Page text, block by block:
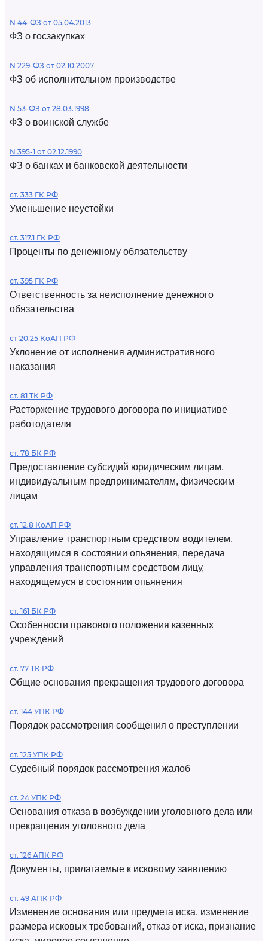
N 44-ФЗ от 05.04.2013
ФЗ о госзакупках
N 229-ФЗ от 02.10.2007
ФЗ об исполнительном производстве
N 53-ФЗ от 28.03.1998
ФЗ о воинской службе
N 395-1 от 02.12.1990
ФЗ о банках и банковской деятельности
ст. 333 ГК РФ
Уменьшение неустойки
ст. 317.1 ГК РФ
Проценты по денежному обязательству
ст. 395 ГК РФ
Ответственность за неисполнение денежного
обязательства
ст 20.25 КоАП РФ
Уклонение от исполнения административного
наказания
ст. 81 ТК РФ
Расторжение трудового договора по инициативе
работодателя
ст. 78 БК РФ
Предоставление субсидий юридическим лицам,
индивидуальным предпринимателям, физическим
лицам
ст. 12.8 КоАП РФ
Управление транспортным средством водителем,
находящимся в состоянии опьянения, передача
управления транспортным средством лицу,
находящемуся в состоянии опьянения
ст. 161 БК РФ
Особенности правового положения казенных
учреждений
ст. 77 ТК РФ
Общие основания прекращения трудового договора
ст. 144 УПК РФ
Порядок рассмотрения сообщения о преступлении
ст. 125 УПК РФ
Судебный порядок рассмотрения жалоб
ст. 24 УПК РФ
Основания отказа в возбуждении уголовного дела или
прекращения уголовного дела
ст. 126 АПК РФ
Документы, прилагаемые к исковому заявлению
ст. 49 АПК РФ
Изменение основания или предмета иска, изменение
размера исковых требований, отказ от иска, признание